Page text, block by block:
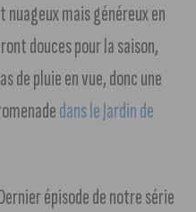
mais généreux en
douces pour la saison,
de pluie en vue, donc une
dans le Jardin de
épisode de notre série